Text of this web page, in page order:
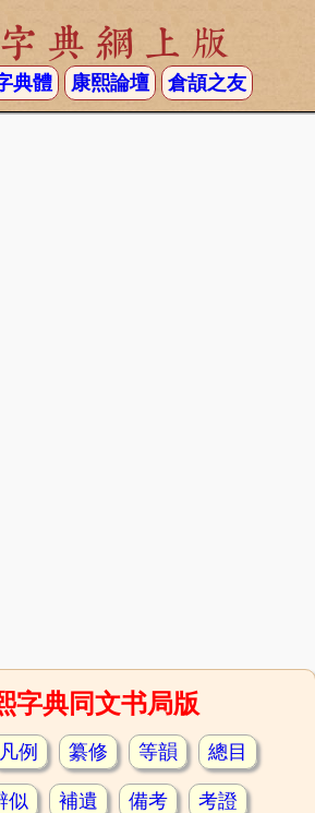
典網上版
典體 康熙論壇 倉頡之友
字典同文书局版
凡例 纂修 等韻 總目
似 補遺 備考 考證